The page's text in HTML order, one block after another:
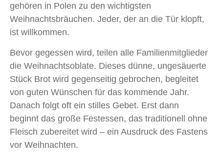
gehören in Polen zu den wichtigsten
Weihnachtsbräuchen. Jeder, der an die Tür klopft,
ist willkommen.
Bevor gegessen wird, teilen alle Familienmitglieder
die Weihnachtsoblate. Dieses dünne, ungesäuerte
Stück Brot wird gegenseitig gebrochen, begleitet
von guten Wünschen für das kommende Jahr.
Danach folgt oft ein stilles Gebet. Erst dann
beginnt das große Festessen, das traditionell ohne
Fleisch zubereitet wird – ein Ausdruck des Fastens
vor Weihnachten.